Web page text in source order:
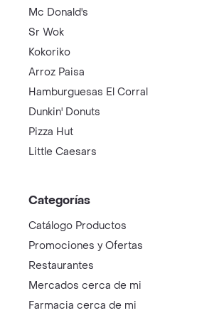
Mc Donald's
Sr Wok
Kokoriko
Arroz Paisa
Hamburguesas El Corral
Dunkin' Donuts
Pizza Hut
Little Caesars
Categorías
Catálogo Productos
Promociones y Ofertas
Restaurantes
Mercados cerca de mi
Farmacia cerca de mi